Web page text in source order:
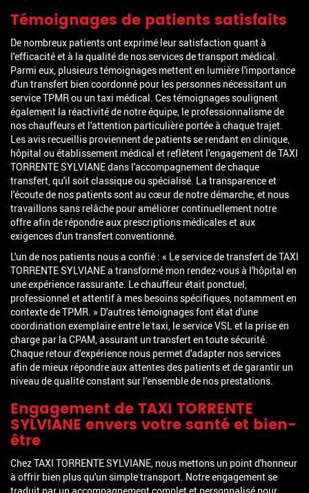
Témoignages de patients satisfaits
De nombreux patients ont exprimé leur satisfaction quant à
l'efficacité et à la qualité de nos services de transport médical.
Parmi eux, plusieurs témoignages mettent en lumière l'importance
d'un transfert bien coordonné pour les personnes nécessitant un
service TPMR ou un taxi médical. Ces témoignages soulignent
également la réactivité de notre équipe, le professionnalisme de
nos chauffeurs et l'attention particulière portée à chaque trajet.
Les avis recueillis proviennent de patients se rendant en clinique,
hôpital ou établissement médical et reflètent l'engagement de TAXI
TORRENTE SYLVIANE dans l'accompagnement de chaque
transfert, qu'il soit classique ou spécialisé. La transparence et
l'écoute de nos patients sont au cœur de notre démarche, et nous
travaillons sans relâche pour améliorer continuellement notre
offre afin de répondre aux prescriptions médicales et aux
exigences d'un transfert conventionné.
L'un de nos patients nous a confié : « Le service de transfert de TAXI
TORRENTE SYLVIANE a transformé mon rendez-vous à l'hôpital en
une expérience rassurante. Le chauffeur était ponctuel,
professionnel et attentif à mes besoins spécifiques, notamment en
contexte de TPMR. » D'autres témoignages font état d'une
coordination exemplaire entre le taxi, le service VSL et la prise en
charge par la CPAM, assurant un transfert en toute sécurité.
Chaque retour d'expérience nous permet d'adapter nos services
afin de mieux répondre aux attentes des patients et de garantir un
niveau de qualité constant sur l'ensemble de nos prestations.
Engagement de TAXI TORRENTE
SYLVIANE envers votre santé et bien-
être
Chez TAXI TORRENTE SYLVIANE, nous mettons un point d'honneur
à offrir bien plus qu'un simple transport. Notre engagement se